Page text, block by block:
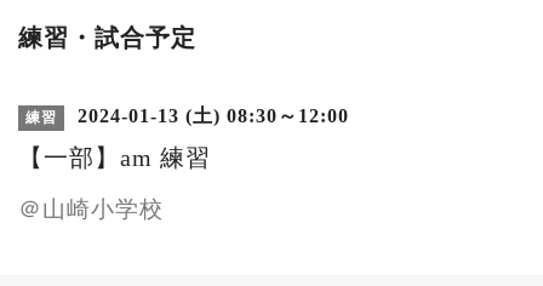
練習・試合予定
練習 2024-01-13 (土) 08:30～12:00
【一部】am 練習
＠山崎小学校